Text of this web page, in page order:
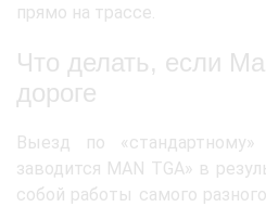
прямо на трассе.
Что делать, если
дороге
Выезд по
заводится MAN TGA» в
собой работы самого